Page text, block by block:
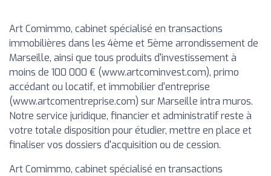
Art Comimmo, cabinet spécialisé en transactions
immobilières dans les 4ème et 5ème arrondissement de
Marseille, ainsi que tous produits d'investissement à
moins de 100 000 € (www.artcominvest.com), primo
accédant ou locatif, et immobilier d'entreprise
(www.artcomentreprise.com) sur Marseille intra muros.
Notre service juridique, financier et administratif reste à
votre totale disposition pour étudier, mettre en place et
finaliser vos dossiers d'acquisition ou de cession.
Art Comimmo, cabinet spécialisé en transactions